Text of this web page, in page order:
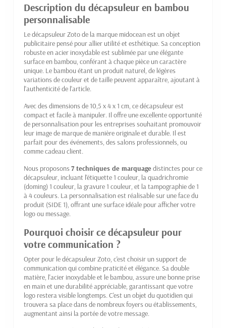
Description du décapsuleur en bambou
personnalisable
Le décapsuleur Zoto de la marque midocean est un objet
publicitaire pensé pour allier utilité et esthétique. Sa conception
robuste en acier inoxydable est sublimée par une élégante
surface en bambou, conférant à chaque pièce un caractère
unique. Le bambou étant un produit naturel, de légères
variations de couleur et de taille peuvent apparaître, ajoutant à
l'authenticité de l'article.
Avec des dimensions de 10,5 x 4 x 1 cm, ce décapsuleur est
compact et facile à manipuler. Il offre une excellente opportunité
de personnalisation pour les entreprises souhaitant promouvoir
leur image de marque de manière originale et durable. Il est
parfait pour des événements, des salons professionnels, ou
comme cadeau client.
Nous proposons7 techniques de marquagedistinctes pour ce
décapsuleur, incluant l'étiquette 1 couleur, la quadrichromie
(doming) 1 couleur, la gravure 1 couleur, et la tampographie de 1
à 4 couleurs. La personnalisation est réalisable sur une face du
produit (SIDE 1), offrant une surface idéale pour afficher votre
logo ou message.
Pourquoi choisir ce décapsuleur pour
votre communication ?
Opter pour le décapsuleur Zoto, c'est choisir un support de
communication qui combine praticité et élégance. Sa double
matière, l'acier inoxydable et le bambou, assure une bonne prise
en main et une durabilité appréciable, garantissant que votre
logo restera visible longtemps. C'est un objet du quotidien qui
trouvera sa place dans de nombreux foyers ou établissements,
augmentant ainsi la portée de votre message.